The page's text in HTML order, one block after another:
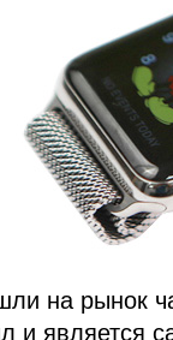
на рынок
и является